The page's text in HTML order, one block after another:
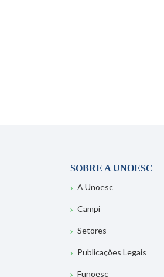
SOBRE A UNOESC
A Unoesc
Campi
Setores
Publicações Legais
Funoesc